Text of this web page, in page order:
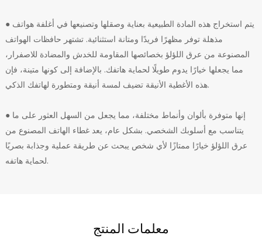
● يتم استخراج هذه المادة الطبيعية بعناية وصقلها وتصنيعها في أغلفة هواتف
مذهلة توفر مظهرًا فريدًا ومتانة استثنائية. تشتهر حافظات الهواتف
المصنوعة من عرق اللؤلؤ بخصائصها المقاومة للخدش والمضادة للاصفرار،
مما يجعلها خيارًا يدوم طويلًا لحماية هاتفك. بالإضافة إلى كونها متينة، فإن
هذه الأغطية الأنيقة تضيف لمسة أنيقة ومتطورة لهاتفك الذكي.
● إنها متوفرة بألوان وأنماط مختلفة، مما يجعل من السهل العثور على ما
يتناسب مع أسلوبك الشخصي. بشكل عام، يعد غطاء الهاتف المصنوع من
عرق اللؤلؤ خيارًا ممتازًا لأي شخص يبحث عن طريقة عملية وجذابة بصريًا
لحماية هاتفه.
معلمات المنتج